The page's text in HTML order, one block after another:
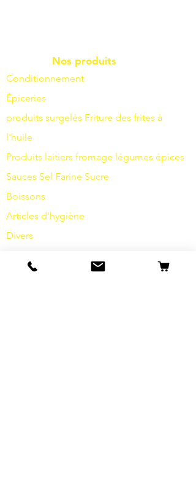
Nos produits
Conditionnement
Épiceries
produits surgelés Friture des frites à
l'huile
Produits laitiers fromage légumes épices
Sauces Sel Farine Sucre
Boissons
Articles d'hygiène
Divers
info